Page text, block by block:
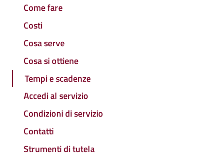
Come fare
Costi
Cosa serve
Cosa si ottiene
Tempi e scadenze
Accedi al servizio
Condizioni di servizio
Contatti
Strumenti di tutela